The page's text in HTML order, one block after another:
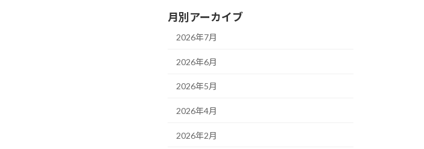
月別アーカイブ
2026年7月
2026年6月
2026年5月
2026年4月
2026年2月